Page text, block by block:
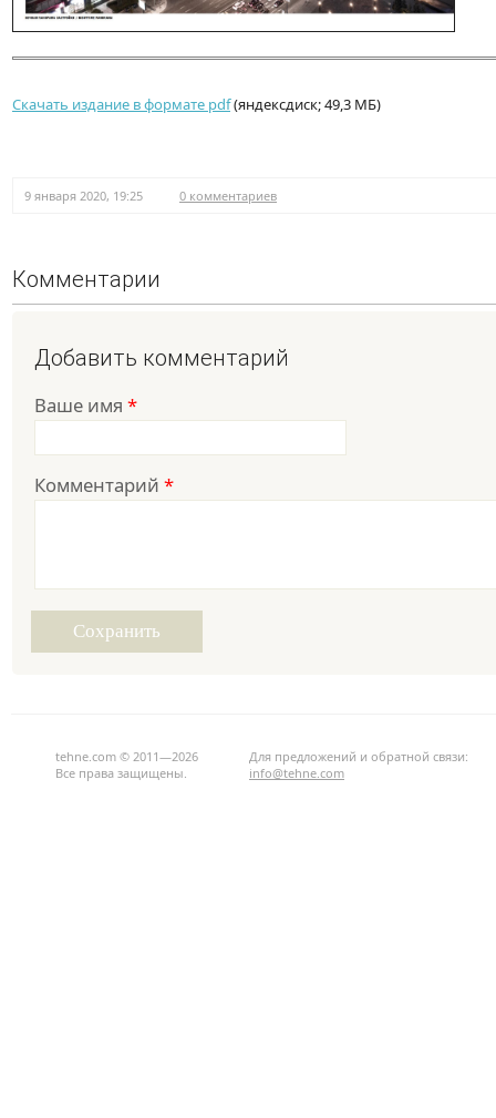
Скачать издание в формате pdf(яндексдиск; 49,3 МБ)
9 января 2020, 19:25 0 комментариев
Комментарии
Добавить комментарий
Ваше имя *
Комментарий *
tehne.com © 2011—2026
Все права защищены.
Для предложений и обратной связи:
info@tehne.com